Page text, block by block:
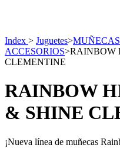
Index > Juguetes>MUÑECAS
ACCESORIOS>RAINBOW
CLEMENTINE
RAINBOW
& SHINE
¡Nueva línea de muñecas